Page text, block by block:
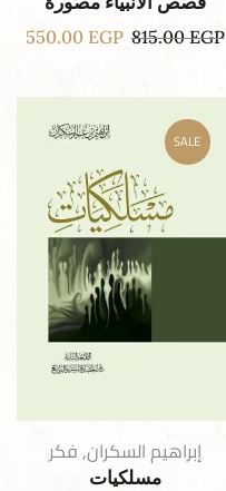
815.00EGP
550.00 EGP
SALE
إبراهيم السكران,فكر
مسلكيات